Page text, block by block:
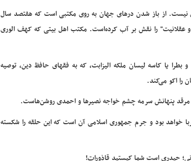
نیست. از باز شدن درهای جهان به روی مکتبی است که هفتصد سال
عقلانیت" را نقش بر آب کرده‌است. مکتب اهل بیتی که کهف الوری
یا کاسه لیسان ملکه الیزابت، که به فقهای حافظ دین، توصیه
را اکو می‌کند.
مرقد پنهانش سرمه چشم خواجه نصیرها و احمدی روشن‌هاست.
خواهد بود و جرم جمهوری اسلامی آن است که این حلقه را شکسته
حیدری است شما کیستید قاذورات!